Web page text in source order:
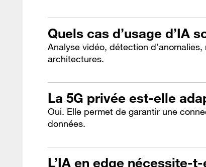
Quels cas d’usage d’IA
Analyse vidéo, détection
architectures.
La 5G privée est-elle
Oui. Elle permet de garantir une
données.
L’IA en edge nécessite-